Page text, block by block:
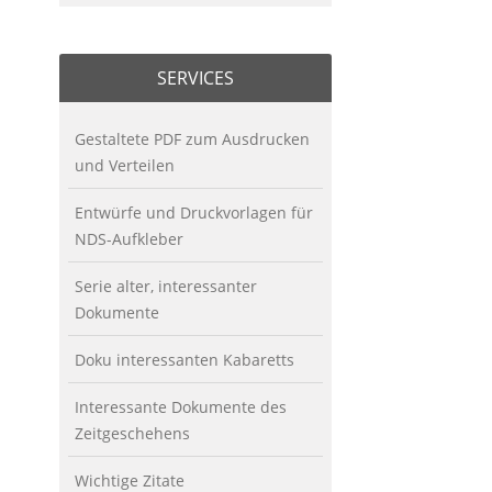
SERVICES
Gestaltete PDF zum Ausdrucken
und Verteilen
Entwürfe und Druckvorlagen für
NDS-Aufkleber
Serie alter, interessanter
Dokumente
Doku interessanten Kabaretts
Interessante Dokumente des
Zeitgeschehens
Wichtige Zitate